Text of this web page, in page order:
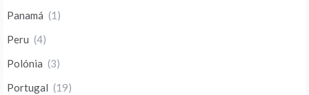
Panamá (1)
Peru (4)
Polónia (3)
Portugal (19)